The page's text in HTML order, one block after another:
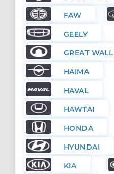
FAW
GEELY
GREAT WALL
HAIMA
HAVAL
HAWTAI
HONDA
HYUNDAI
KIA